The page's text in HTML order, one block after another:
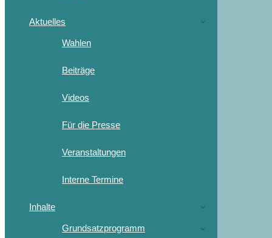
Aktuelles
Wahlen
Beiträge
Videos
Für die Presse
Veranstaltungen
Interne Termine
Inhalte
Grundsatzprogramm